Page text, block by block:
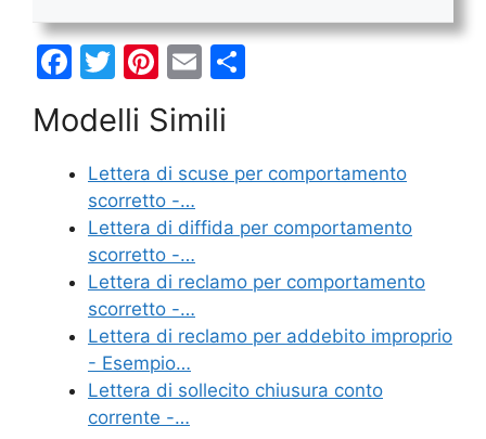
F
c
e
b
o
o
k
T
itt
er
Pi
er
e
st
E
ai
l
di
di
Modelli Simili
Lettera di scuse per comportamento
scorretto -…
Lettera di diffida per comportamento
scorretto -…
Lettera di reclamo per comportamento
scorretto -…
Lettera di reclamo per addebito improprio
- Esempio…
Lettera di sollecito chiusura conto
corrente -…